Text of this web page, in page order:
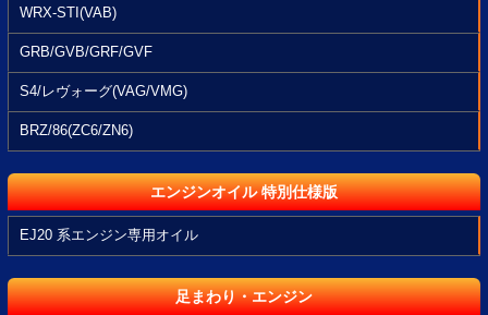
WRX-STI(VAB)
GRB/GVB/GRF/GVF
S4/レヴォーグ(VAG/VMG)
BRZ/86(ZC6/ZN6)
エンジンオイル 特別仕様版
EJ20 系エンジン専用オイル
足まわり・エンジン